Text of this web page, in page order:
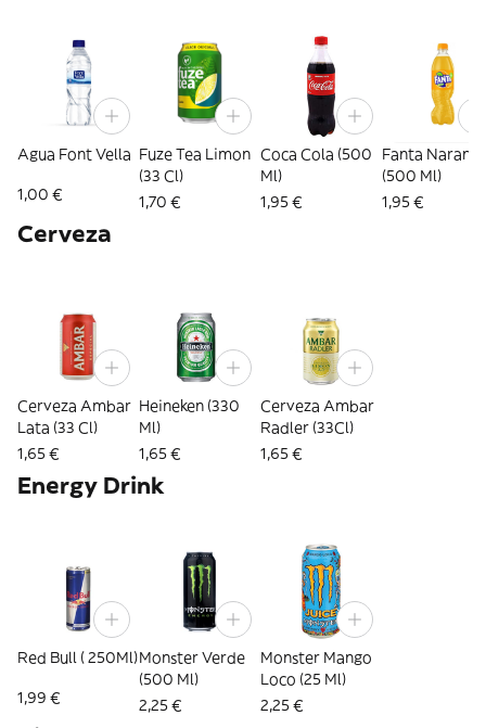
Agua Font Vella
1,00 €
Fuze Tea Limon
(33 Cl)
1,70 €
Coca Cola (500
Ml)
1,95 €
Fanta Naranja
(500 Ml)
1,95 €
Cerveza
Cerveza Ambar
Lata (33 Cl)
1,65 €
Heineken (330
Ml)
1,65 €
Cerveza Ambar
Radler (33Cl)
1,65 €
Energy Drink
Red Bull ( 250Ml)
1,99 €
Monster Verde
(500 Ml)
2,25 €
Monster Mango
Loco (25 Ml)
2,25 €